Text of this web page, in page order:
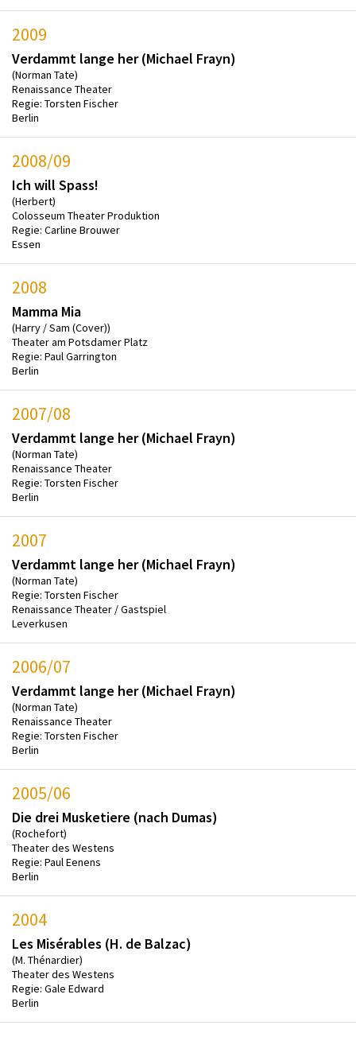
2009
Verdammt lange her (Michael Frayn)
(Norman Tate)
Renaissance Theater
Regie: Torsten Fischer
Berlin
2008/09
Ich will Spass!
(Herbert)
Colosseum Theater Produktion
Regie: Carline Brouwer
Essen
2008
Mamma Mia
(Harry / Sam (Cover))
Theater am Potsdamer Platz
Regie: Paul Garrington
Berlin
2007/08
Verdammt lange her (Michael Frayn)
(Norman Tate)
Renaissance Theater
Regie: Torsten Fischer
Berlin
2007
Verdammt lange her (Michael Frayn)
(Norman Tate)
Regie: Torsten Fischer
Renaissance Theater / Gastspiel
Leverkusen
2006/07
Verdammt lange her (Michael Frayn)
(Norman Tate)
Renaissance Theater
Regie: Torsten Fischer
Berlin
2005/06
Die drei Musketiere (nach Dumas)
(Rochefort)
Theater des Westens
Regie: Paul Eenens
Berlin
2004
Les Misérables (H. de Balzac)
(M. Thénardier)
Theater des Westens
Regie: Gale Edward
Berlin